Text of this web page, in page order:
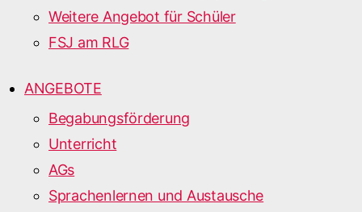
Weitere Angebot für Schüler
FSJ am RLG
ANGEBOTE
Begabungsförderung
Unterricht
AGs
Sprachenlernen und Austausche